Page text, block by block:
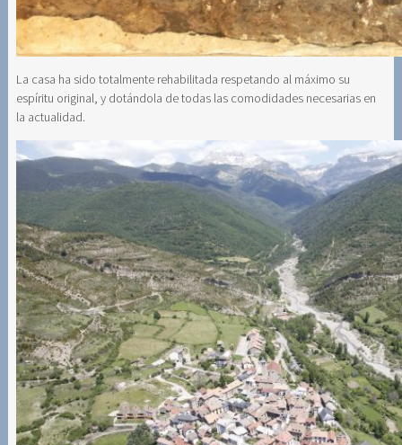
La casa ha sido totalmente rehabilitada respetando al máximo su
espíritu original, y dotándola de todas las comodidades necesarias en
la actualidad.